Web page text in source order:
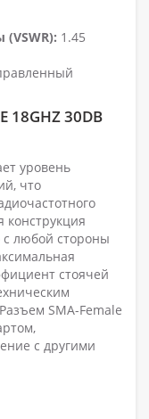
1.45
18GHZ 30DB
уровень
что
конструкция
с любой стороны
стоячей
SMA-Female
с другими